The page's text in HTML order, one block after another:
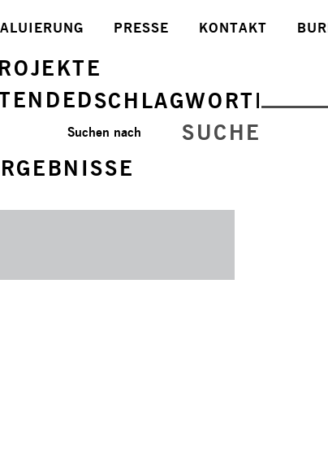
KONTAKT
PRESSE
SCHLAGWORTE
SUCHE
Suchen nach